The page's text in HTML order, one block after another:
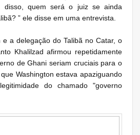
disso, quem será o juiz se ainda
” ele disse em uma entrevista.
a delegação do Talibã no Catar, o
Khalilzad afirmou repetidamente
de Ghani seriam cruciais para o
Washington estava apaziguando
do chamado "governo